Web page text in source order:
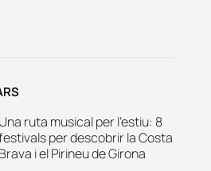
Una ruta musical per l’estiu: 8
per descobrir la Costa
Brava i el Pirineu de Girona